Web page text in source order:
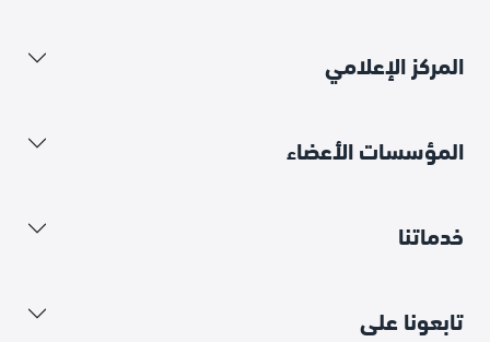
المركز الإعلامي
المؤسسات الأعضاء
خدماتنا
تابعونا على